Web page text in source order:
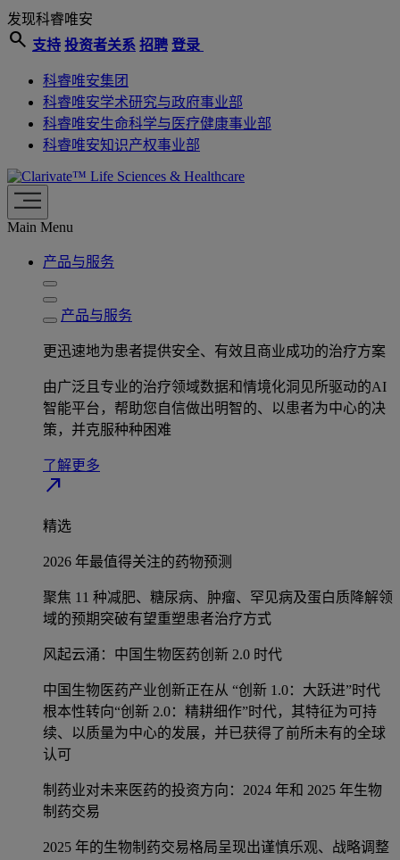
发现科睿唯安
search 支持 投资者关系 招聘 登录
科睿唯安集团
科睿唯安学术研究与政府事业部
科睿唯安生命科学与医疗健康事业部
科睿唯安知识产权事业部
Life Sciences & Healthcare
Main Menu
产品与服务
产品与服务
更迅速地为患者提供安全、有效且商业成功的治疗方案
由广泛且专业的治疗领域数据和情境化洞见所驱动的AI
智能平台，帮助您自信做出明智的、以患者为中心的决
策，并克服种种困难
了解更多
north_east
精选
2026 年最值得关注的药物预测
聚焦 11 种减肥、糖尿病、肿瘤、罕见病及蛋白质降解领
域的预期突破有望重塑患者治疗方式
风起云涌：中国生物医药创新 2.0 时代
中国生物医药产业创新正在从 “创新 1.0：大跃进”时代
根本性转向“创新 2.0：精耕细作”时代，其特征为可持
续、以质量为中心的发展，并已获得了前所未有的全球
认可
制药业对未来医药的投资方向：2024 年和 2025 年生物
制药交易
2025 年的生物制药交易格局呈现出谨慎乐观、战略调整